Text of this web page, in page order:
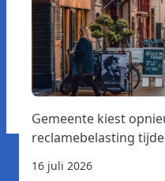
Gemeente kiest
reclamebelasting
16 juli 2026